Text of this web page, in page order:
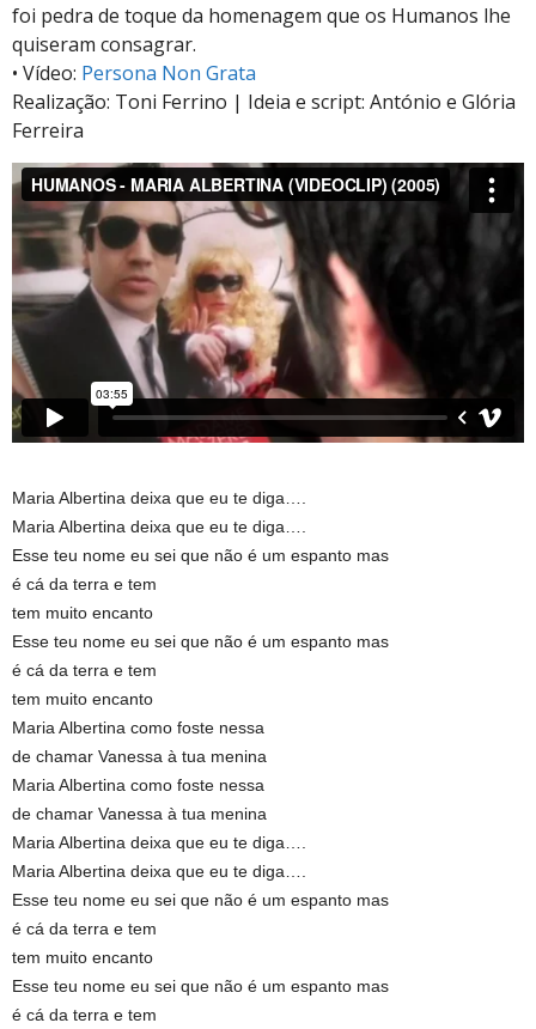
foi pedra de toque da homenagem que os Humanos lhe
quiseram consagrar.
• Vídeo: Persona Non Grata
Realização: Toni Ferrino | Ideia e script: António e Glória
Ferreira
Maria Albertina deixa que eu te diga….
Maria Albertina deixa que eu te diga….
Esse teu nome eu sei que não é um espanto mas
é cá da terra e tem
tem muito encanto
Esse teu nome eu sei que não é um espanto mas
é cá da terra e tem
tem muito encanto
Maria Albertina como foste nessa
de chamar Vanessa à tua menina
Maria Albertina como foste nessa
de chamar Vanessa à tua menina
Maria Albertina deixa que eu te diga….
Maria Albertina deixa que eu te diga….
Esse teu nome eu sei que não é um espanto mas
é cá da terra e tem
tem muito encanto
Esse teu nome eu sei que não é um espanto mas
é cá da terra e tem